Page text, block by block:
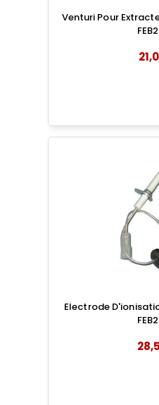
Venturi Pour
Electrode